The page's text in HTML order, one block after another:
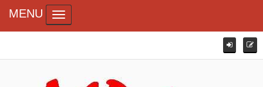
MENU Toggle navigation